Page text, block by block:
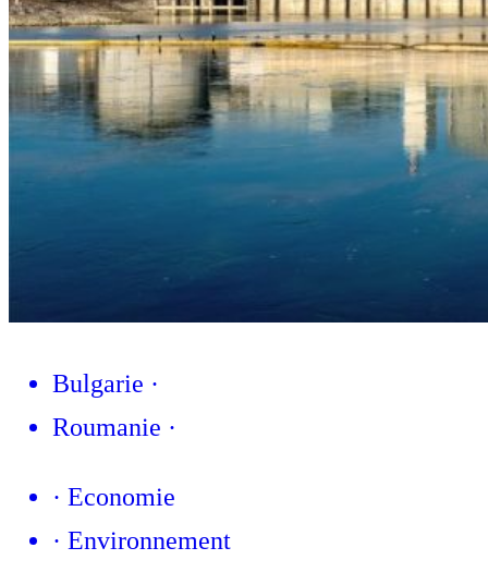
Bulgarie ·
Roumanie ·
· Economie
· Environnement